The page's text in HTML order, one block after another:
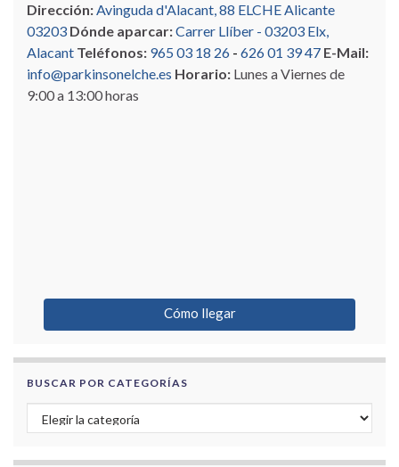
Dirección:Avinguda d'Alacant, 88 ELCHE Alicante
03203 Dónde aparcar:Carrer Llíber - 03203 Elx,
Alacant Teléfonos: 965 03 18 26 - 626 01 39 47 E-Mail:
info@parkinsonelche.es Horario: Lunes a Viernes de
9:00 a 13:00 horas
Cómo llegar
BUSCAR POR CATEGORÍAS
Buscar por categorías